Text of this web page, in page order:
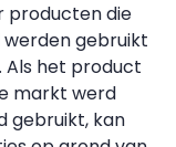
producten die
gebruikt
Als het product
markt werd
gebruikt, kan